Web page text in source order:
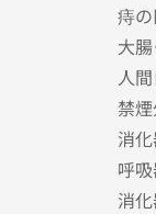
痔
大腸
人間
禁
消
呼
消